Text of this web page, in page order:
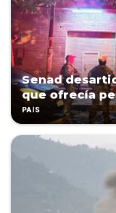
Senad
que ofrecía
PAÍS